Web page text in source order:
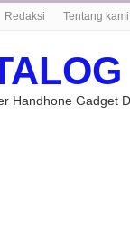
Redaksi Tentang kami
Handhone Gadget